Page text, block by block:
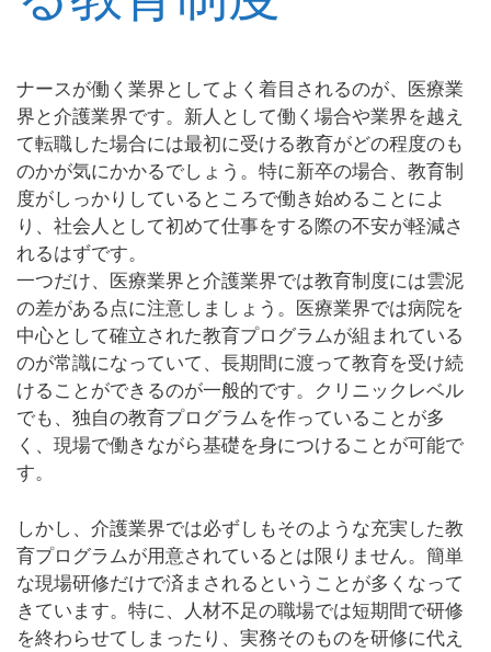
ナースが働く業界としてよく着目されるのが、医療業
界と介護業界です。新人として働く場合や業界を越え
て転職した場合には最初に受ける教育がどの程度のも
のかが気にかかるでしょう。特に新卒の場合、教育制
度がしっかりしているところで働き始めることによ
り、社会人として初めて仕事をする際の不安が軽減さ
れるはずです。
一つだけ、医療業界と介護業界では教育制度には雲泥
の差がある点に注意しましょう。医療業界では病院を
中心として確立された教育プログラムが組まれている
のが常識になっていて、長期間に渡って教育を受け続
けることができるのが一般的です。クリニックレベル
でも、独自の教育プログラムを作っていることが多
く、現場で働きながら基礎を身につけることが可能で
す。
しかし、介護業界では必ずしもそのような充実した教
育プログラムが用意されているとは限りません。簡単
な現場研修だけで済まされるということが多くなって
きています。特に、人材不足の職場では短期間で研修
を終わらせてしまったり、実務そのものを研修に代え